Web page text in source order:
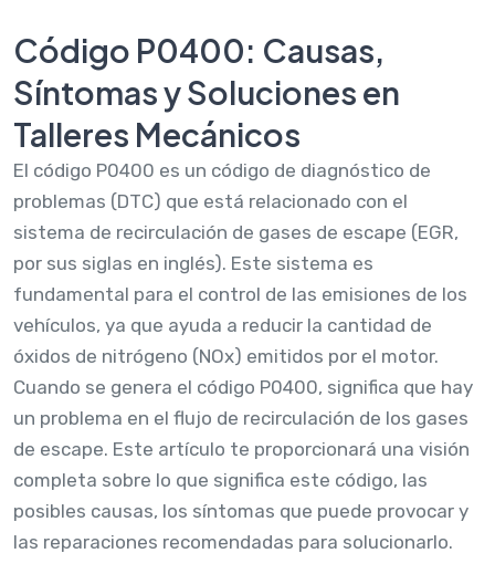
Código P0400: Causas,
Síntomas y Soluciones en
Talleres Mecánicos
El código P0400 es un código de diagnóstico de
problemas (DTC) que está relacionado con el
sistema de recirculación de gases de escape (EGR,
por sus siglas en inglés). Este sistema es
fundamental para el control de las emisiones de los
vehículos, ya que ayuda a reducir la cantidad de
óxidos de nitrógeno (NOx) emitidos por el motor.
Cuando se genera el código P0400, significa que hay
un problema en el flujo de recirculación de los gases
de escape. Este artículo te proporcionará una visión
completa sobre lo que significa este código, las
posibles causas, los síntomas que puede provocar y
las reparaciones recomendadas para solucionarlo.